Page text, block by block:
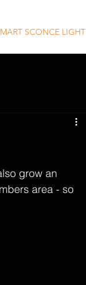
SCONCE LIGHT
grow an
area - so